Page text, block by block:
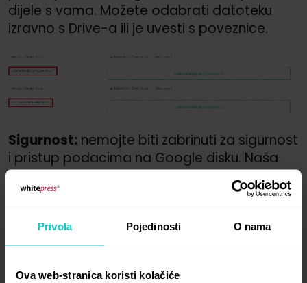
Privola Pojedinosti O nama
Ova web-stranica koristi kolačiće
dijele s vama. Možete odabrati datoteku
izravno s Drive-a ili je uvesti s poveznice.
Sigurnost: nemojte biti zabrinuti za sigurnost
i pristup podacima na Google disku. Naša
aplikacija je autorizirana od strane Googlea,
tako da je potpuno sigurna. U svakom
Kako? Slijedeći isti put kao prilikom
dodavanja integracije i klikom na opciju